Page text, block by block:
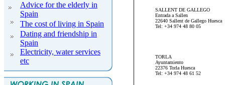
Advice for the elderly in
Spain
The cost of living in Spain
Dating and friendship in
Spain
Electricity, water services
etc
SALLENT DE GALLEGO
Entrada a Sallen
22640 Sallent de Gallego Huesca
Tel: +34 974 48 80 05
TORLA
Ayuntamiento
22376 Torla Huesca
Tel: +34 974 48 61 52